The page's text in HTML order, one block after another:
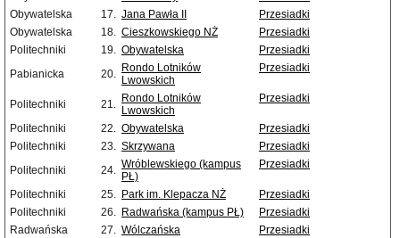
Obywatelska
17. Jana Pawła II
Przesiadki
Obywatelska
18. Cieszkowskiego NŻ
Przesiadki
Politechniki
19. Obywatelska
Przesiadki
Pabianicka
20. Rondo Lotników
Lwowskich
Przesiadki
Politechniki 21. Rondo Lotników
Lwowskich
Przesiadki
Politechniki 22. Obywatelska
Przesiadki
Politechniki
23. Skrzywana
Przesiadki
Politechniki
24. Wróblewskiego (kampus
PŁ)
Przesiadki
Politechniki 25. Park im. Klepacza NŻ
Przesiadki
Politechniki
26. Radwańska (kampus PŁ)
Przesiadki
Radwańska
27. Wólczańska
Przesiadki